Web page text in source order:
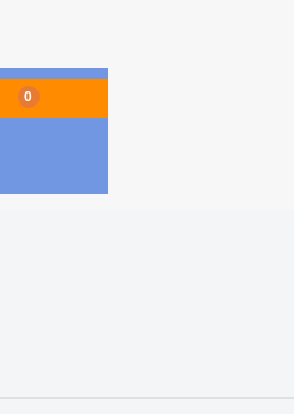
0